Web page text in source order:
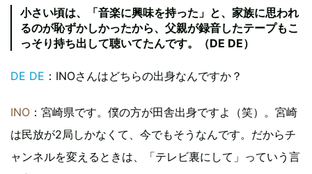
小さい頃は、「音楽に興味を持った」と、家族に思われ
るのが恥ずかしかったから、父親が録音したテープもこ
っそり持ち出して聴いてたんです。（DE DE）
DE DE ：INOさんはどちらの出身なんですか？
INO ：宮崎県です。僕の方が田舎出身ですよ（笑）。宮崎
は民放が2局しかなくて、今でもそうなんです。だからチ
ャンネルを変えるときは、「テレビ裏にして」っていう言